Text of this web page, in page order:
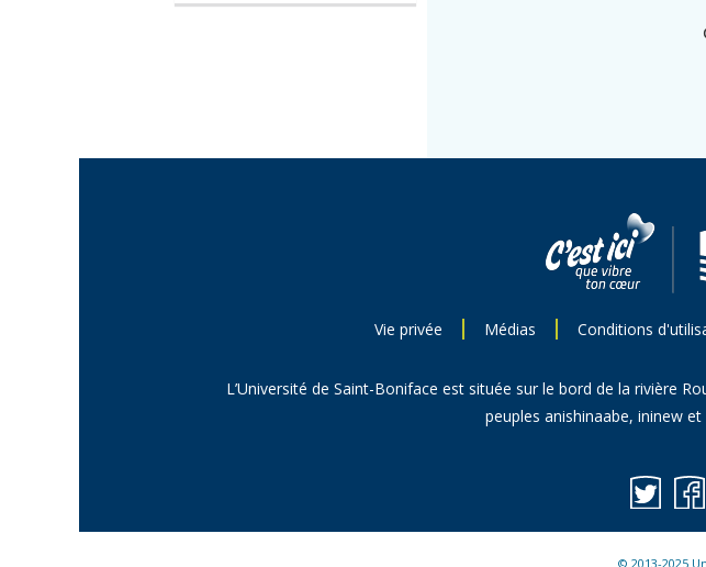
Vie privée Médias Conditions
L’Université de Saint-Boniface est située sur le bord de la rivière
peuples anishinaabe, ininew
© 2013-2025